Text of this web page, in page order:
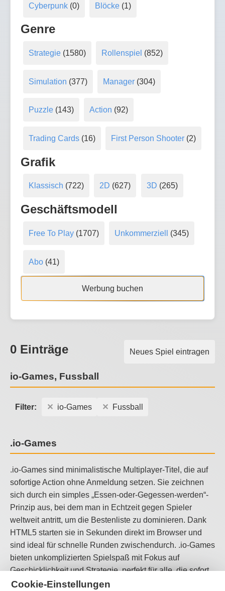
Cyberpunk(0) Blöcke (1)
Genre
Strategie(1580) Rollenspiel (852)
Simulation (377) Manager (304)
Puzzle(143) Action (92)
Trading Cards(16) First Person Shooter (2)
Grafik
Klassisch (722) 2D (627) 3D (265)
Geschäftsmodell
Free To Play(1707) Unkommerziell (345)
Abo(41)
Werbung buchen
Neues Spiel eintragen
0 Einträge
io-Games, Fussball
Filter: io-Games Fussball
.io-Games
.io-Games sind minimalistische Multiplayer-Titel, die auf
sofortige Action ohne Anmeldung setzen. Sie zeichnen
sich durch ein simples „Essen-oder-Gegessen-werden“-
Prinzip aus, bei dem man in Echtzeit gegen Spieler
weltweit antritt, um die Bestenliste zu dominieren. Dank
HTML5 starten sie in Sekunden direkt im Browser und
sind ideal für schnelle Runden zwischendurch. .io-Games
bieten unkomplizierten Spielspaß mit Fokus auf
Geschicklichkeit und Strategie, perfekt für alle, die sofort
loslegen wollen.
Cookie-Einstellungen